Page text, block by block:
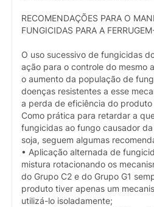
RECOMENDAÇÕES PARA O
FUNGICIDAS PARA A
O uso sucessivo de fungicidas
ação para o controle do mesmo
o aumento da população de
doenças resistentes a esse
a perda de eficiência do
Como prática para retardar a
fungicidas ao fungo causador
soja, seguem algumas
• Aplicação alternada de
mistura rotacionando os
do Grupo C2 e do Grupo G1
produto tiver apenas um
utilizá-lo isoladamente;